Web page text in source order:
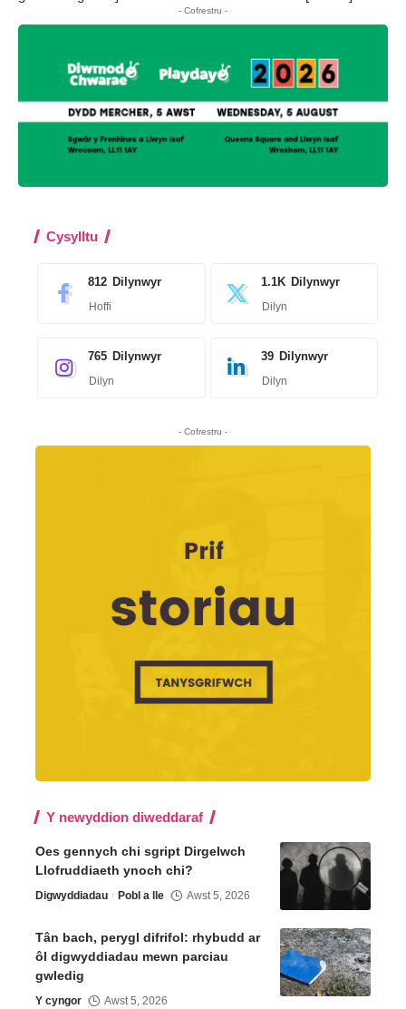
- Cofrestru -
Cysylltu
812 Dilynwyr
Hoffi
1.1K Dilynwyr
Dilyn
765 Dilynwyr
Dilyn
39 Dilynwyr
Dilyn
- Cofrestru -
Y newyddion diweddaraf
Oes gennych chi sgript Dirgelwch
Llofruddiaeth ynoch chi?
Digwyddiadau Pobl a lle Awst 5, 2026
Tân bach, perygl difrifol: rhybudd ar
ôl digwyddiadau mewn parciau
gwledig
Y cyngor Awst 5, 2026